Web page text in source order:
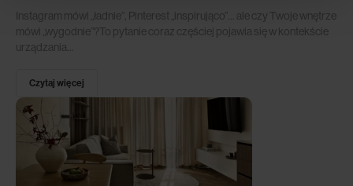
Instagram mówi „ładnie”, Pinterest „inspirująco”… ale czy Twoje wnętrze
mówi „wygodnie”?To pytanie coraz częściej pojawia się w kontekście
urządzania...
Czytaj więcej